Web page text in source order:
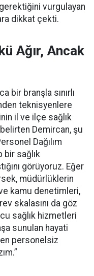
vurgulayan
dikkat çekti.
Ağır, Ancak
bir branşla sınırlı
teknisyenlere
il ve ilçe sağlık
Demircan, şu
Dağılım
bir sağlık
görüyoruz. Eğer
müdürlüklerin
kamu denetimleri,
skalasını da göz
sağlık hizmetleri
sunulan hayati
personelsiz